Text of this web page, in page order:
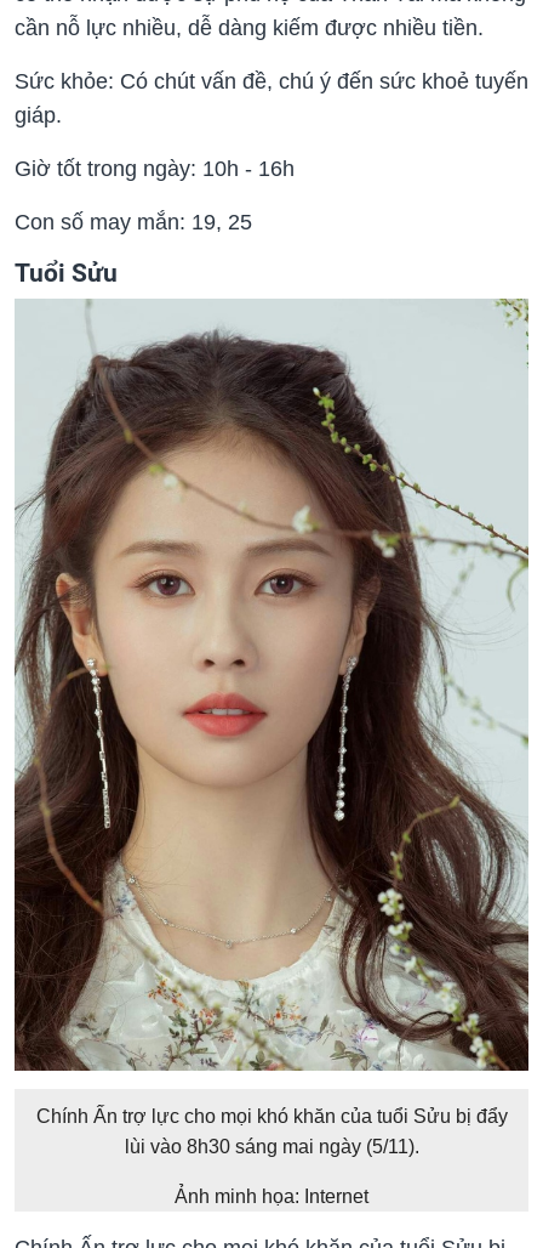
cần nỗ lực nhiều, dễ dàng kiếm được nhiều tiền.
Sức khỏe: Có chút vấn đề, chú ý đến sức khoẻ tuyến
giáp.
Giờ tốt trong ngày: 10h - 16h
Con số may mắn: 19, 25
Tuổi Sửu
Chính Ấn trợ lực cho mọi khó khăn của tuổi Sửu bị đẩy
lùi vào 8h30 sáng mai ngày (5/11).
Ảnh minh họa: Internet